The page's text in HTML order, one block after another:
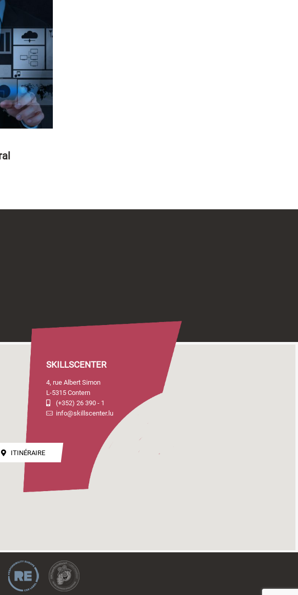
SKILLSCENTER
4, rue Albert Simon
L-5315 Contern
(+352) 26 390 - 1
info@skillscenter.lu
ITINÉRAIRE